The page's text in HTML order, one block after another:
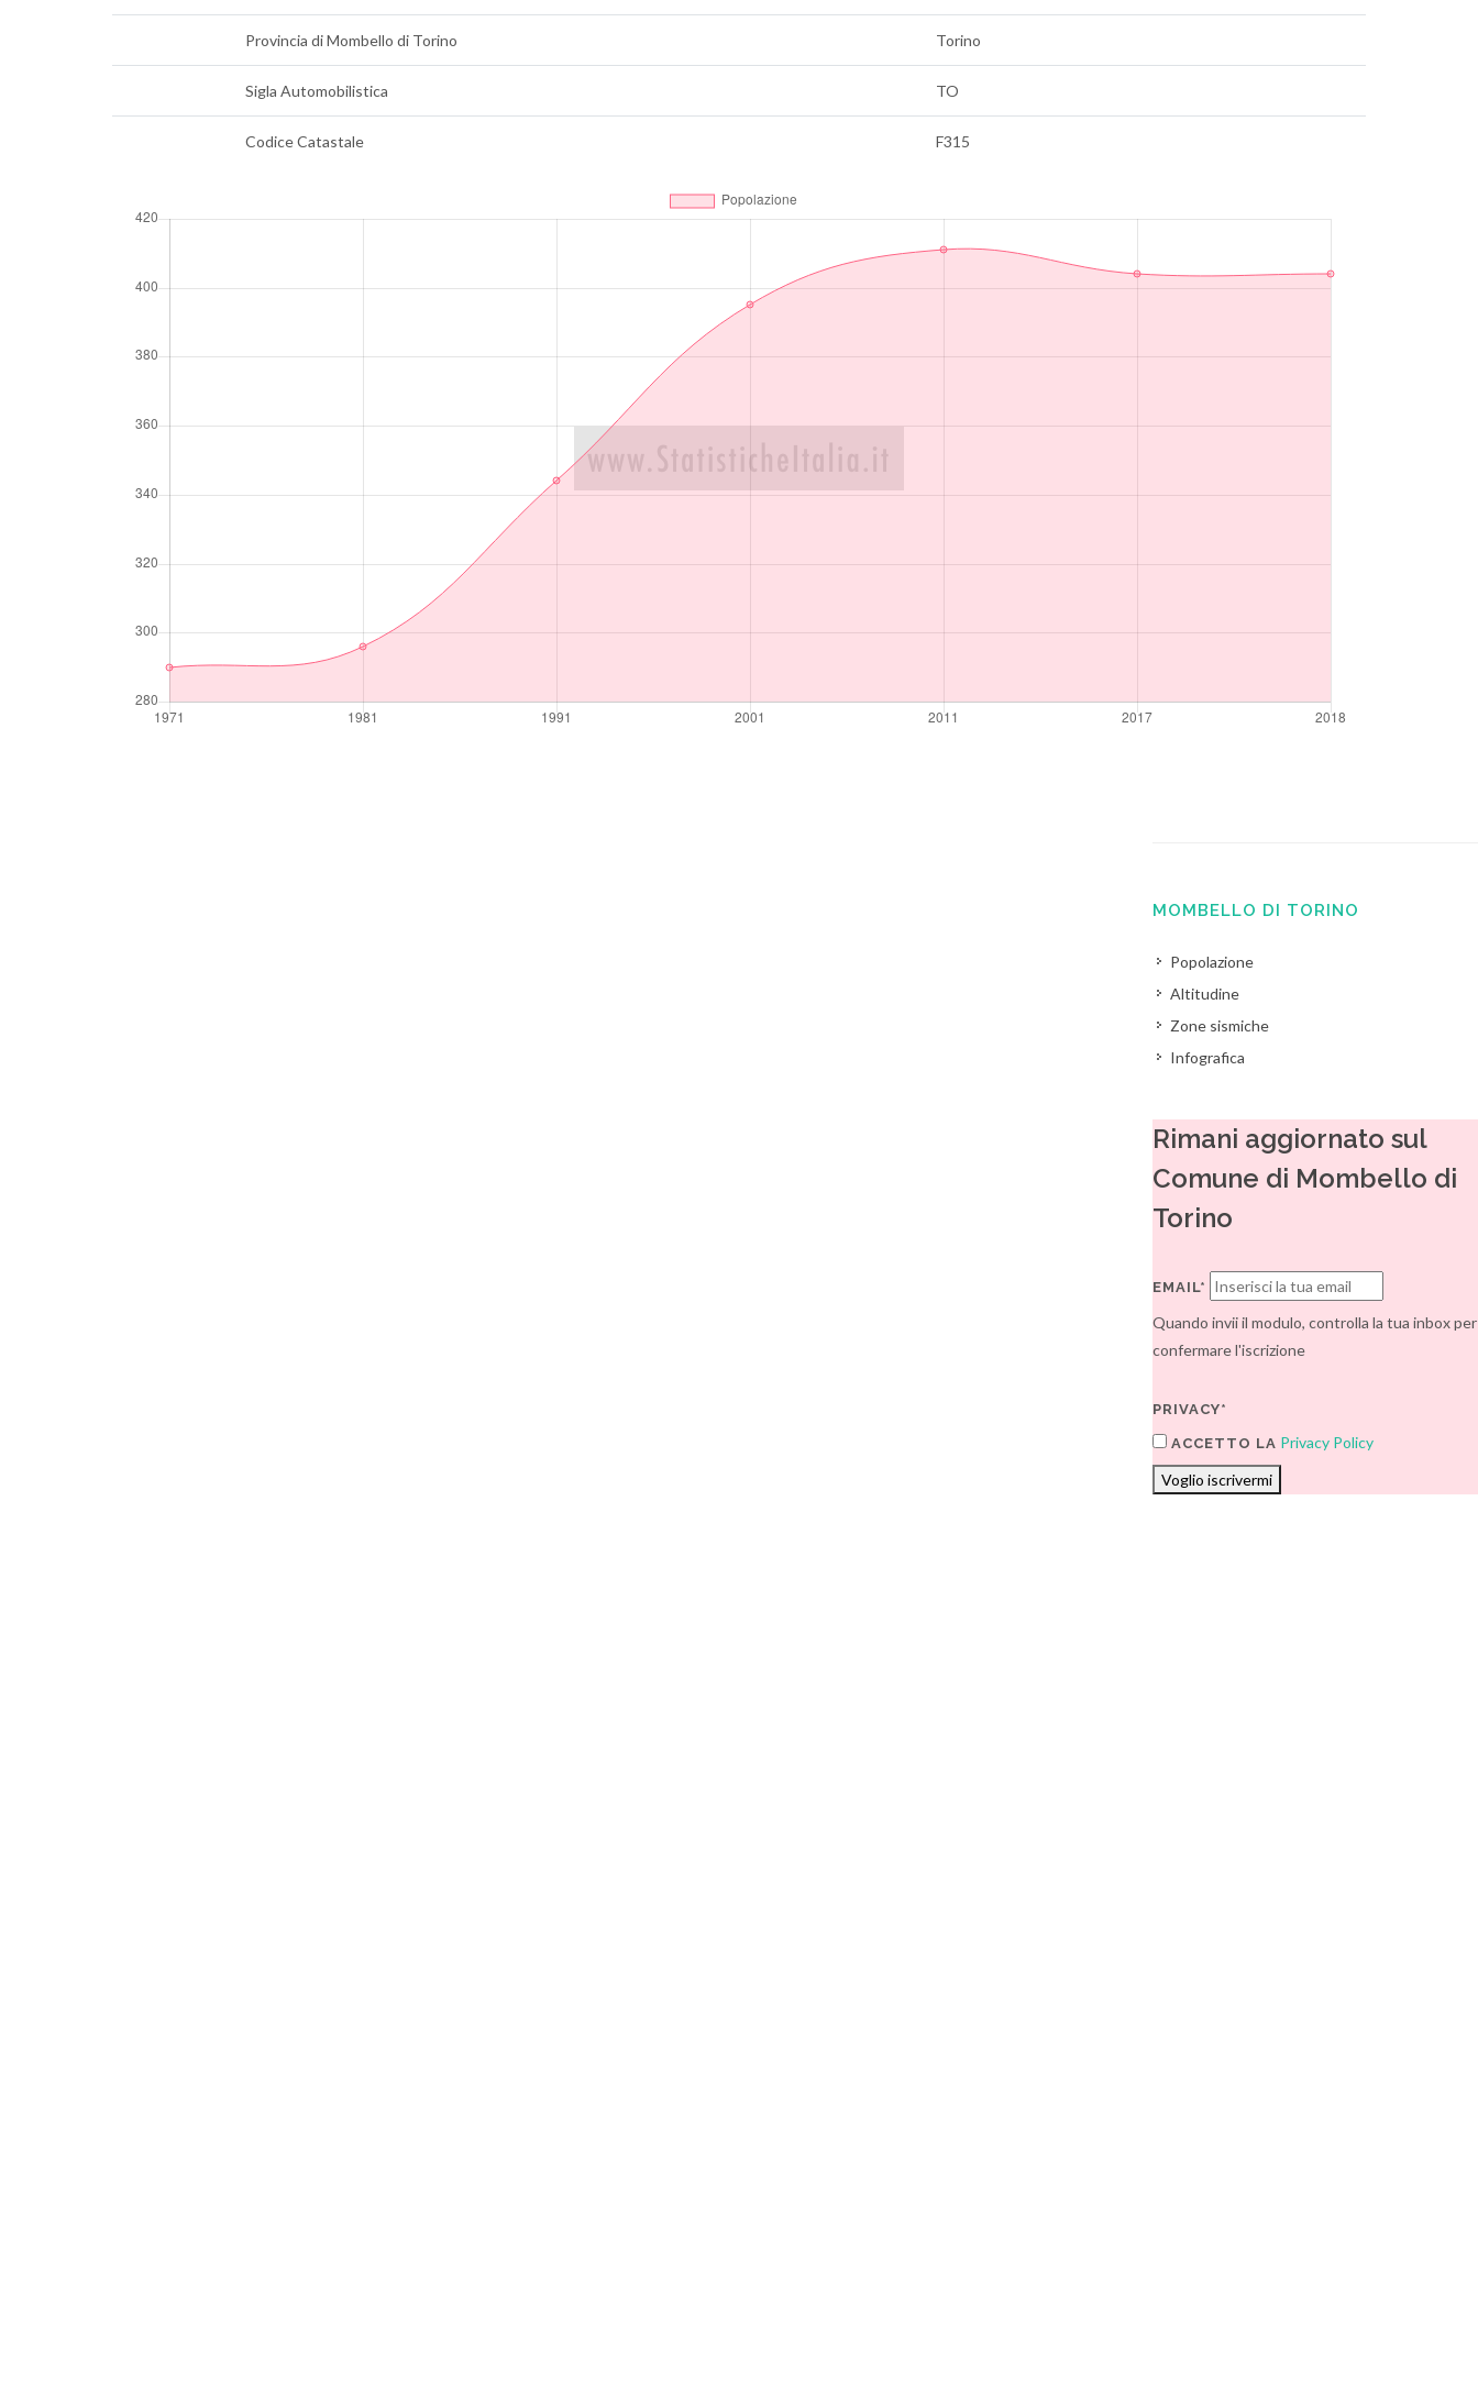
Provincia di Mombello di Torino Torino
Sigla Automobilistica TO
Codice Catastale F315
MOMBELLO DI TORINO
Popolazione
Altitudine
Zone sismiche
Infografica
Rimani aggiornato sul
Comune di Mombello di
Torino
EMAIL*
Quando invii il modulo, controlla la tua inbox per
confermare l'iscrizione
PRIVACY*
ACCETTO LA Privacy Policy
Voglio iscrivermi